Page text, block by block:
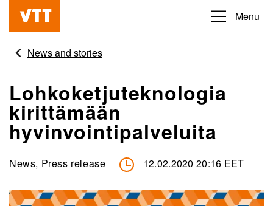
content
Beyond
obvious
Menu
News and stories
Lohkoketjuteknologia
kirittämään
hyvinvointipalveluita
News, Press release 12.02.2020 20:16 EET